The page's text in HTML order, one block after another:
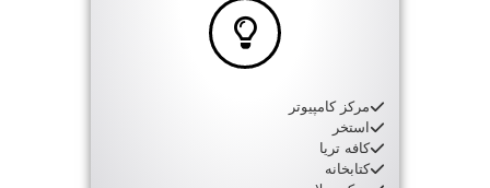
مرکز کامپیوتر
استخر
کافه تریا
کتابخانه